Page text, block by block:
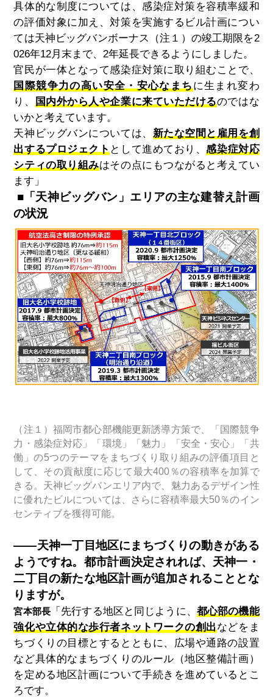
具体的な制度については、感染症対策を容積率緩和
の評価対象に加え、対策を実施するビル計画につい
ては天神ビッグバンボーナス（注１）の竣工期限を2
026年12月末まで、2年延長できるようにしました。
官民が一体となって感染症対策に取り組むことで、
国際競争力の高い安全・安心なまちに生まれ変わ
り、 国内外から人や企業に来ていただけるのではな
いかと考えています。
天神ビッグバンについては、 新たな空間と雇用を創
出するプロジェクトとして進めており、感染症対応
シティの取り組みはその点にもつながると考えてい
ます」
■「天神ビッグバン」エリアの主な建替え計画
の状況
（注１）福岡市都心部機能更新誘導方策で、「国際競争
力・感染症対応」「環境」「魅力」「安全・安心」「共
働」の5つのテーマをまちづくり取り組みの評価項目と
して、その貢献度に応じて最大400％の容積率を加算で
きる。天神ビッグバンエリア内で、魅力あるデザイン性
に優れたビルについては、さらに容積率最大50％のイン
センティブを獲得可能。
――天神一丁目地区にまちづくりの動きがある
ようですね。都市計画決定されれば、天神一・
二丁目の新たな地区計画が追加されることとな
りますが。
宮本部長「先行する地区と同じように、 都心部の機能
強化や立体的な歩行者ネットワークの創出 などをま
ちづくりの目標とするとともに、広場や通路の設置
など具体的なまちづくりのルール（地区整備計画）
を定める地区計画について手続きを進めているとこ
ろです。